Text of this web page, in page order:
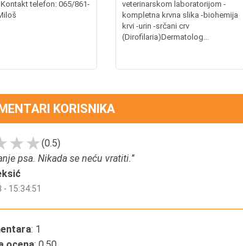
telefon: 065/861-
veterinarskom laboratorijom -
kompletna krvna slika -biohemija
krvi -urin -srčani crv
(Dirofilaria)Dermatolog...
KORISNIKA
(0.5)
psa. Nikada se neću vratiti.”
- 15:34:51
: 1